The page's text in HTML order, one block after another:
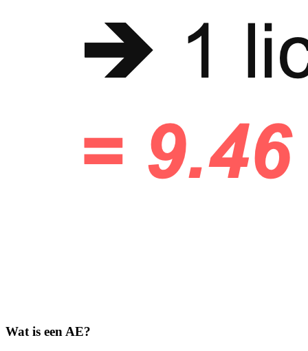
Wat is een AE?